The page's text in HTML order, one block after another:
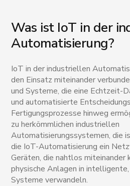
Was ist IoT in der
Automatisierung?
IoT in der industriellen
den Einsatz miteinander
und Systeme, die eine Echtzeit-
und automatisierte
Fertigungsprozesse hinweg
zu herkömmlichen industriellen
Automatisierungssystemen, die
die IoT-Automatisierung ein
Geräten, die nahtlos miteinander
physische Anlagen in
Systeme verwandeln.